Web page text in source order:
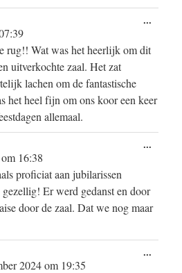
rug!! Wat was het heerlijk om dit
uitverkochte zaal. Het zat
lachen om de fantastische
het heel fijn om ons koor een keer
allemaal.
...
om 16:38
proficiat aan jubilarissen
Er werd gedanst en door
door de zaal. Dat we nog maar
...
2024om 19:35
...